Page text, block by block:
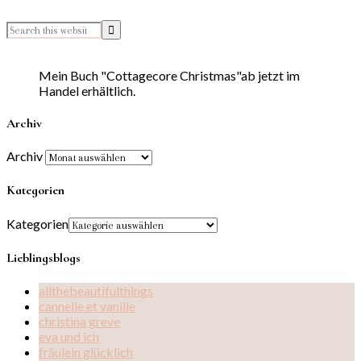
Mein Buch "Cottagecore Christmas"ab jetzt im
Handel erhältlich.
Archiv
Archiv
Kategorien
Kategorien
Lieblingsblogs
allthebeautifulthings
cannelle et vanille
christina greve
eva und ich
fräulein glücklich